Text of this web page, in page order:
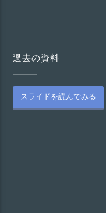
過去の資料
スライドを読んでみる